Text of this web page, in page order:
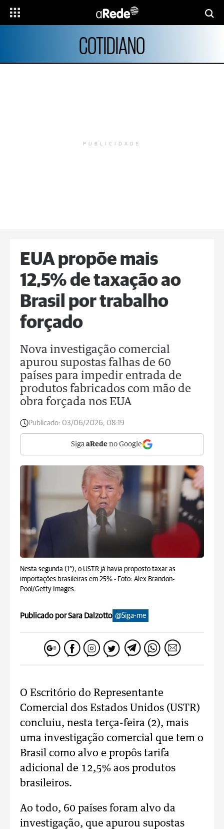
COTIDIANO
PUBLICIDADE
EUA propõe mais
12,5% de taxação ao
Brasil por trabalho
forçado
Nova investigação comercial
apurou supostas falhas de 60
países para impedir entrada de
produtos fabricados com mão de
obra forçada nos EUA
Publicado: 03/06/2026, 08:19
Siga aRede no Google
Nesta segunda (1°), o USTR já havia proposto taxar as
importações brasileiras em 25% - Foto: Alex Brandon-
Pool/Getty Images.
Publicado por Sara Dalzotto @Siga-me
O Escritório do Representante
Comercial dos Estados Unidos (USTR)
concluiu, nesta terça-feira (2), mais
uma investigação comercial que tem o
Brasil como alvo e propôs tarifa
adicional de 12,5% aos produtos
brasileiros.
Ao todo, 60 países foram alvo da
investigação, que apurou supostas